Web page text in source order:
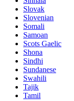
Slovak
Slovenian
Somali
Samoan
Scots Gaelic
Shona
Sindhi
Sundanese
Swahili
Tajik
Tamil